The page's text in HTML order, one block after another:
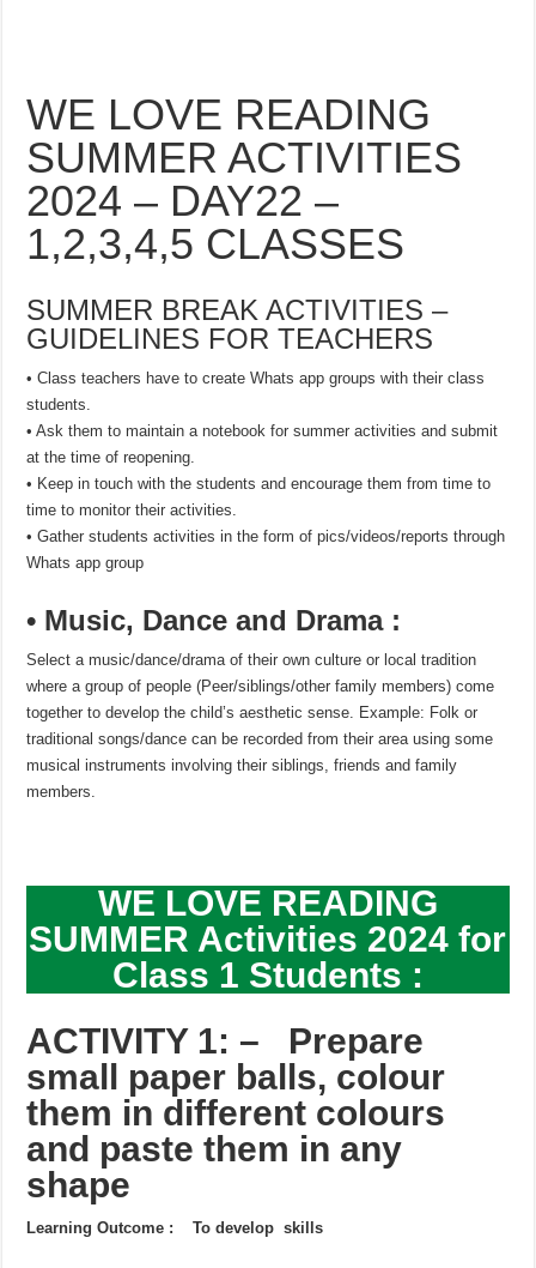
WE LOVE READING
SUMMER ACTIVITIES
2024 – DAY22 –
1,2,3,4,5 CLASSES
SUMMER BREAK ACTIVITIES –
GUIDELINES FOR TEACHERS
• Class teachers have to create Whats app groups with their class
students.
• Ask them to maintain a notebook for summer activities and submit
at the time of reopening.
• Keep in touch with the students and encourage them from time to
time to monitor their activities.
• Gather students activities in the form of pics/videos/reports through
Whats app group
• Music, Dance and Drama :
Select a music/dance/drama of their own culture or local tradition
where a group of people (Peer/siblings/other family members) come
together to develop the child’s aesthetic sense. Example: Folk or
traditional songs/dance can be recorded from their area using some
musical instruments involving their siblings, friends and family
members.
WE LOVE READING
SUMMER Activities 2024 for
Class 1 Students :
ACTIVITY 1: – Prepare
small paper balls, colour
them in different colours
and paste them in any
shape
Learning Outcome : To develop skills